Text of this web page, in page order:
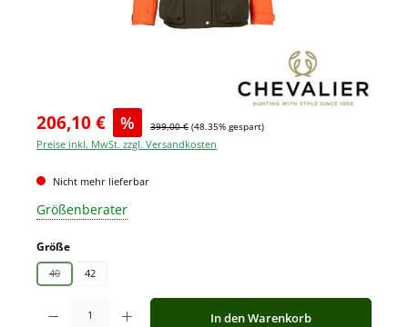
206,10 € % 399,00 € (48.35% gespart)
Preise inkl. MwSt. zzgl. Versandkosten
Nicht mehr lieferbar
Größenberater
Größeauswählen
40
(Diese Option ist zurzeit nicht verfügbar.)
42
Produkt Anzahl: Gib den gewünschten Wert ein oder benutze die
In den Warenkorb